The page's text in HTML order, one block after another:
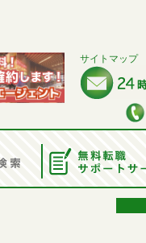
サイトマップ